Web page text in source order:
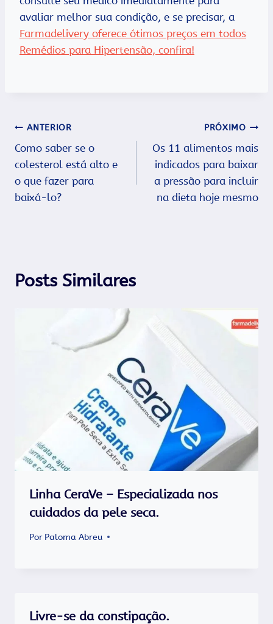
avaliar melhor sua condição, e se precisar, a
Farmadelivery oferece ótimos preços em todos
Remédios para Hipertensão, confira!
Navegação
de
Post
ANTERIOR
Como saber se o
colesterol está alto e
o que fazer para
baixá-lo?
PRÓXIMO
Os 11 alimentos mais
indicados para baixar
a pressão para incluir
na dieta hoje mesmo
Posts Similares
Linha CeraVe – Especializada nos
cuidados da pele seca.
Por Paloma Abreu
Livre-se da constipação.